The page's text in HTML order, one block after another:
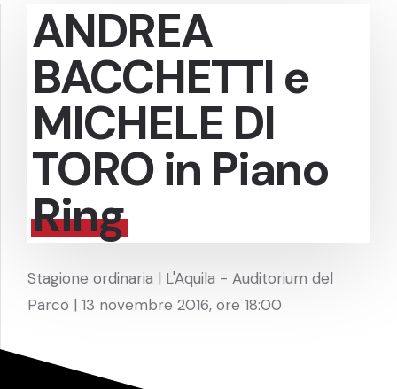
ANDREA
BACCHETTI e
MICHELE DI
TORO in Piano
Ring
Stagione ordinaria | L'Aquila - Auditorium del
Parco | 13 novembre 2016, ore 18:00